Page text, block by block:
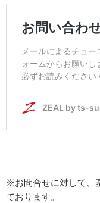
※お問合せに対して、
ております。